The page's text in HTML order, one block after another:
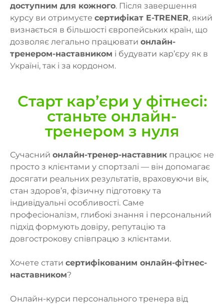
доступним для кожного. Після завершення
курсу ви отримуєте сертифікат E-TRENER, який
визнається в більшості європейських країн, що
дозволяє легально працювати онлайн-
тренером-наставником і будувати кар’єру як в
Україні, так і за кордоном.
Старт кар’єри у фітнесі:
станьте онлайн-
тренером з нуля
Сучасний онлайн-тренер-наставник працює не
просто з клієнтами у спортзалі — він допомагає
досягати реальних результатів, враховуючи вік,
стан здоров’я, фізичну підготовку та
індивідуальні особливості. Саме
професіоналізм, глибокі знання і персональний
підхід формують довіру, репутацію та
довгострокову співпрацю з клієнтами.
Хочете стати сертифікованим онлайн-фітнес-
наставником?
Онлайн-курси персонального тренера від